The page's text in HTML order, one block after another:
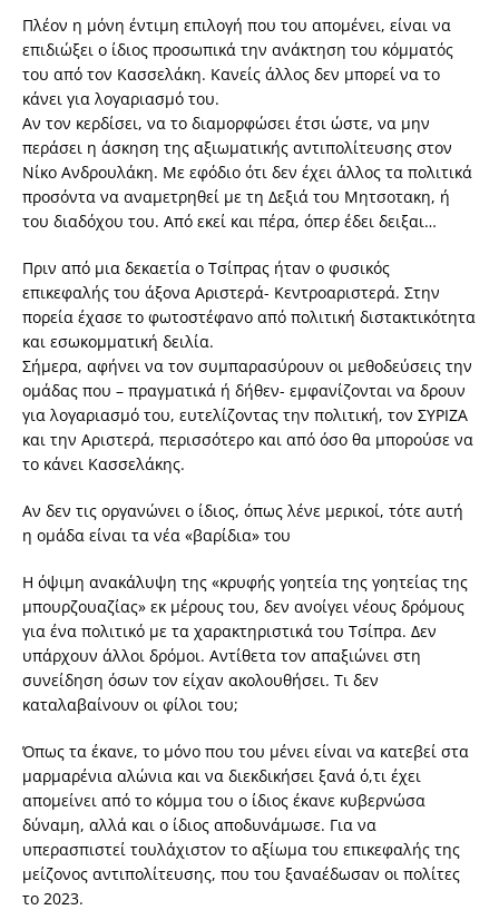
Πλέον η μόνη έντιμη επιλογή που του απομένει, είναι να
επιδιώξει ο ίδιος προσωπικά την ανάκτηση του κόμματός
του από τον Κασσελάκη. Κανείς άλλος δεν μπορεί να το
κάνει για λογαριασμό του.
Αν τον κερδίσει, να το διαμορφώσει έτσι ώστε, να μην
περάσει η άσκηση της αξιωματικής αντιπολίτευσης στον
Νίκο Ανδρουλάκη. Με εφόδιο ότι δεν έχει άλλος τα πολιτικά
προσόντα να αναμετρηθεί με τη Δεξιά του Μητσοτακη, ή
του διαδόχου του. Από εκεί και πέρα, όπερ έδει δειξαι…
Πριν από μια δεκαετία ο Τσίπρας ήταν ο φυσικός
επικεφαλής του άξονα Αριστερά- Κεντροαριστερά. Στην
πορεία έχασε το φωτοστέφανο από πολιτική διστακτικότητα
και εσωκομματική δειλία.
Σήμερα, αφήνει να τον συμπαρασύρουν οι μεθοδεύσεις την
ομάδας που – πραγματικά ή δήθεν- εμφανίζονται να δρουν
για λογαριασμό του, ευτελίζοντας την πολιτική, τον ΣΥΡΙΖΑ
και την Αριστερά, περισσότερο και από όσο θα μπορούσε να
το κάνει Κασσελάκης.
Αν δεν τις οργανώνει ο ίδιος, όπως λένε μερικοί, τότε αυτή
η ομάδα είναι τα νέα «βαρίδια» του
Η όψιμη ανακάλυψη της «κρυφής γοητεία της γοητείας της
μπουρζουαζίας» εκ μέρους του, δεν ανοίγει νέους δρόμους
για ένα πολιτικό με τα χαρακτηριστικά του Τσίπρα. Δεν
υπάρχουν άλλοι δρόμοι. Αντίθετα τον απαξιώνει στη
συνείδηση όσων τον είχαν ακολουθήσει. Τι δεν
καταλαβαίνουν οι φίλοι του;
Όπως τα έκανε, το μόνο που του μένει είναι να κατεβεί στα
μαρμαρένια αλώνια και να διεκδικήσει ξανά ό,τι έχει
απομείνει από το κόμμα του ο ίδιος έκανε κυβερνώσα
δύναμη, αλλά και ο ίδιος αποδυνάμωσε. Για να
υπερασπιστεί τουλάχιστον το αξίωμα του επικεφαλής της
μείζονος αντιπολίτευσης, που του ξαναέδωσαν οι πολίτες
το 2023.